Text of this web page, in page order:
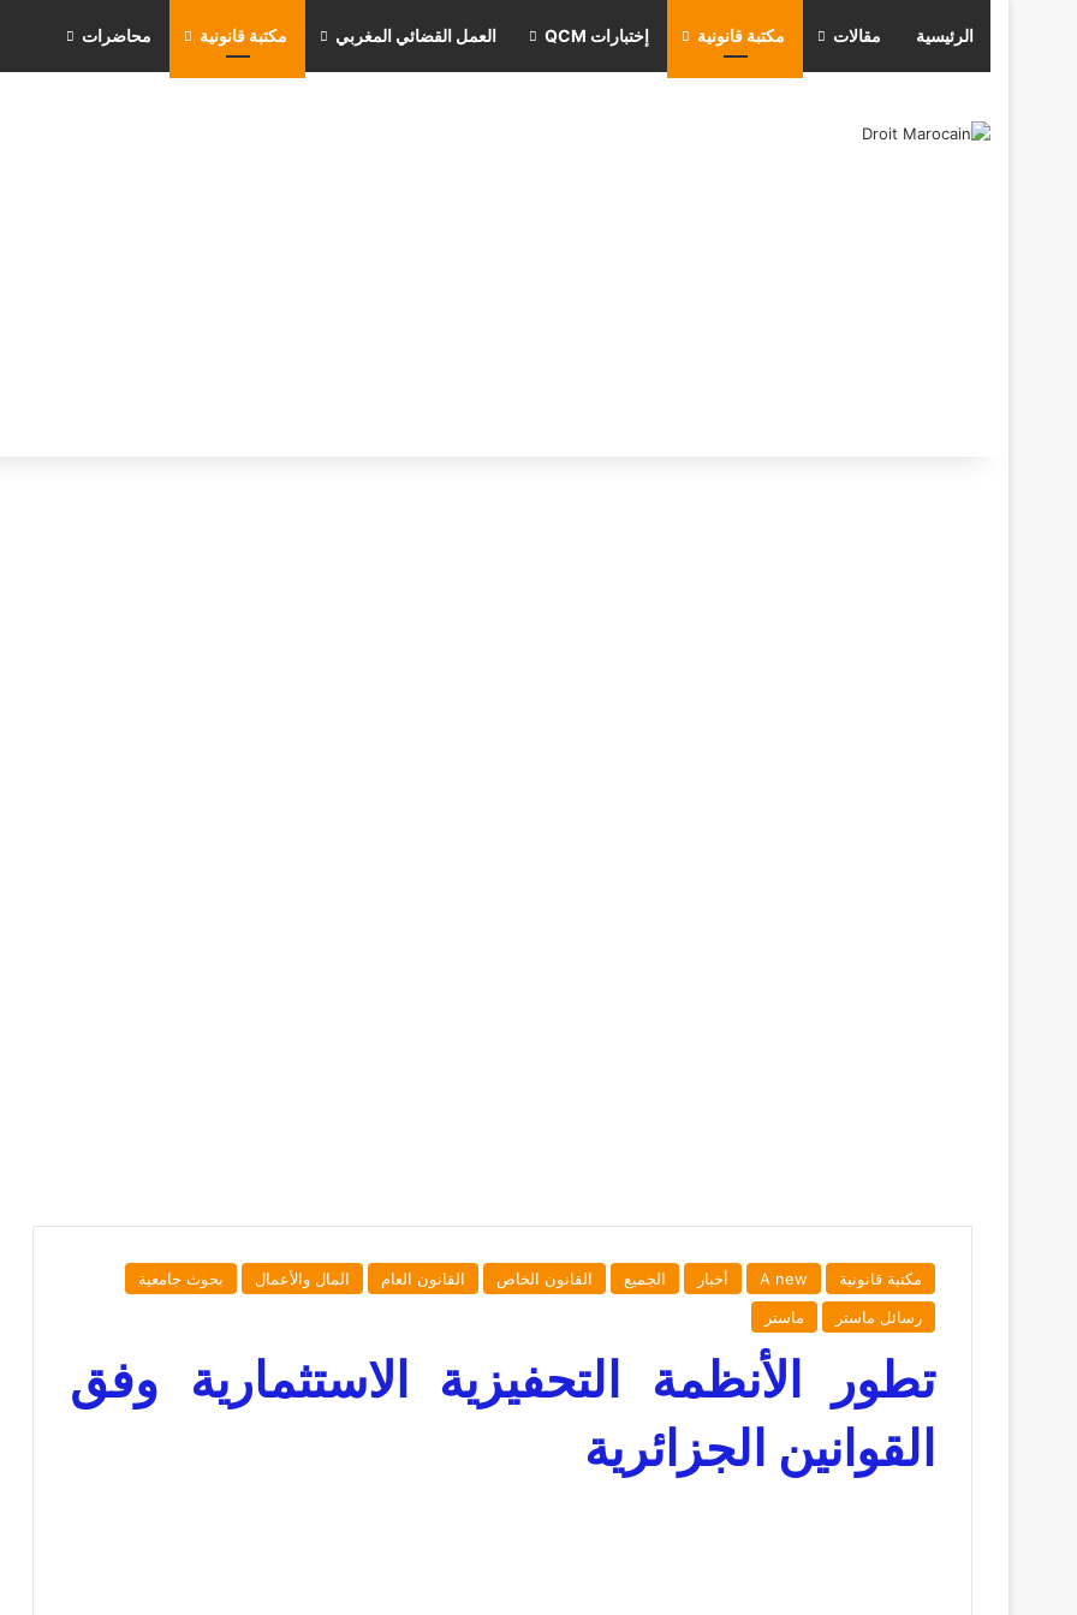
الرئيسية مقالات مكتبة قانونية إختبارات QCM العمل القضائي المغربي مكتبة قانونية محاضرات
مكتبة قانونية A new أخبار الجميع القانون الخاص القانون العام المال والأعمال
بحوث جامعية
رسائل ماستر
ماستر
تطور الأنظمة التحفيزية الاستثمارية وفق
القوانين الجزائرية